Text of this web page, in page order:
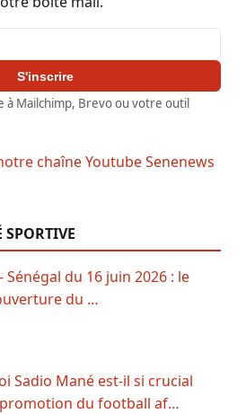
S'inscrire
à Mailchimp, Brevo ou votre outil
SPORTIVE
Sénégal du 16 juin 2026 : le
du …
Sadio Mané est-il si crucial
du football af…